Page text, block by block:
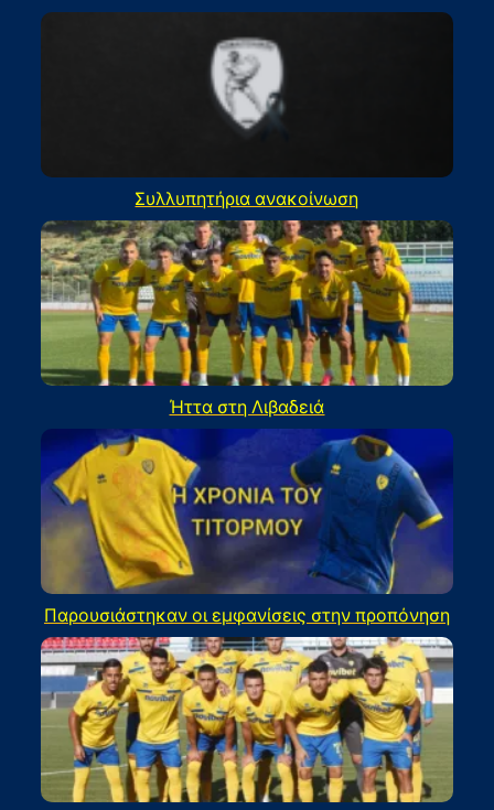
Συλλυπητήρια ανακοίνωση
Ήττα στη Λιβαδειά
Παρουσιάστηκαν οι εμφανίσεις στην προπόνηση